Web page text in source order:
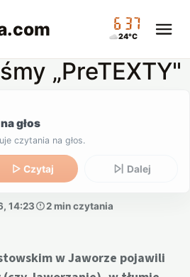
.com 06:37
24°C
„PreTEXTY"
głos
czytania na głos.
Czytaj Dalej
14:23
2 min czytania
w Jaworze pojawili